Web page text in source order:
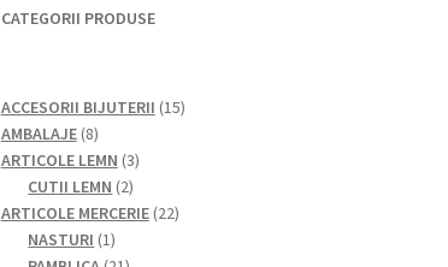
CATEGORII PRODUSE
ACCESORII BIJUTERII 1515
AMBALAJE 88
produse
ARTICOLE LEMN 33
CUTII LEMN 22
produse
ARTICOLE MERCERIE 2222
NASTURI 11